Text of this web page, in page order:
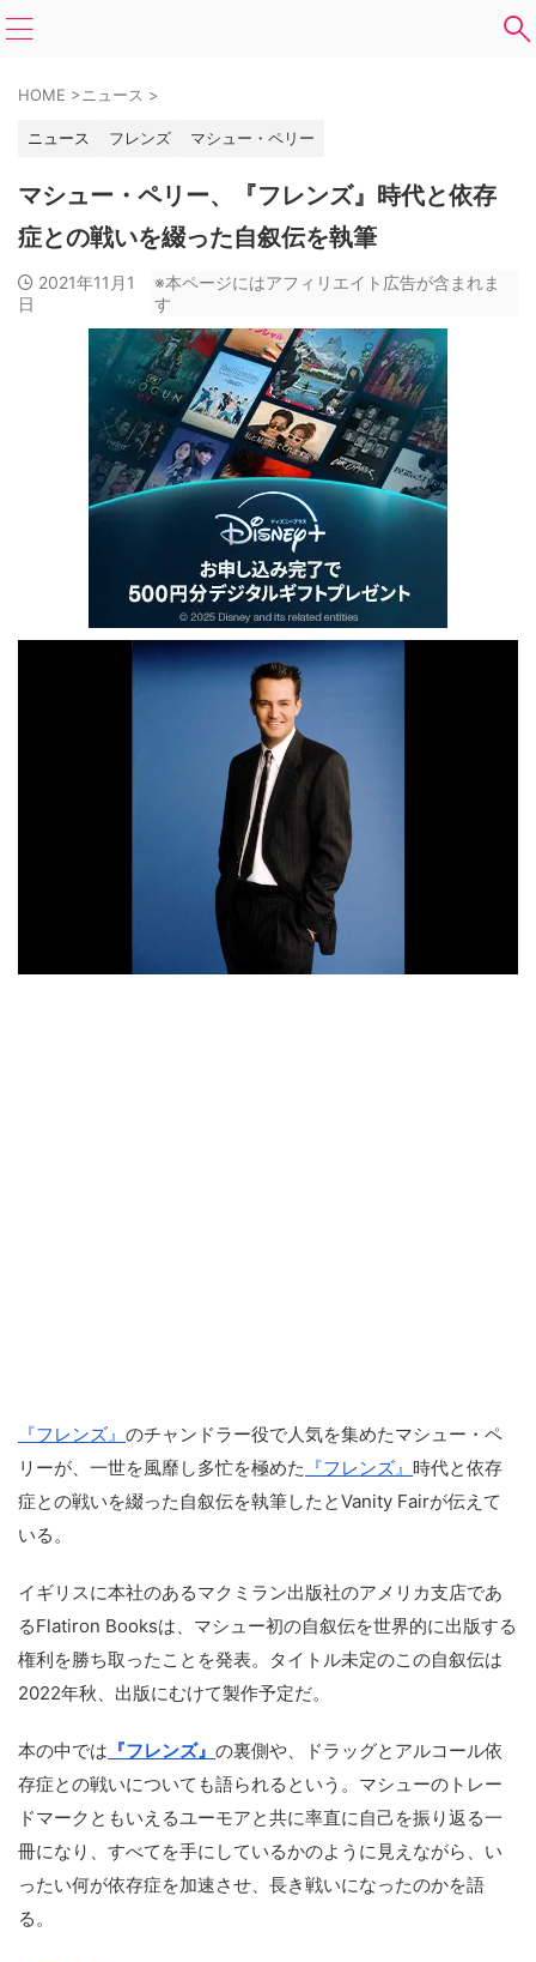
HOME >ニュース >
ニュース フレンズ マシュー・ペリー
マシュー・ペリー、『フレンズ』時代と依存
症との戦いを綴った自叙伝を執筆
2021年11月1
日
※本ページにはアフィリエイト広告が含まれま
す
『フレンズ』 のチャンドラー役で人気を集めたマシュー・ペ
リーが、一世を風靡し多忙を極めた 『フレンズ』 時代と依存
症との戦いを綴った自叙伝を執筆したとVanity Fairが伝えて
いる。
イギリスに本社のあるマクミラン出版社のアメリカ支店であ
るFlatiron Booksは、マシュー初の自叙伝を世界的に出版する
権利を勝ち取ったことを発表。タイトル未定のこの自叙伝は
2022年秋、出版にむけて製作予定だ。
本の中では 『フレンズ』 の裏側や、ドラッグとアルコール依
存症との戦いについても語られるという。マシューのトレー
ドマークともいえるユーモアと共に率直に自己を振り返る一
冊になり、すべてを手にしているかのように見えながら、い
ったい何が依存症を加速させ、長き戦いになったのかを語
る。